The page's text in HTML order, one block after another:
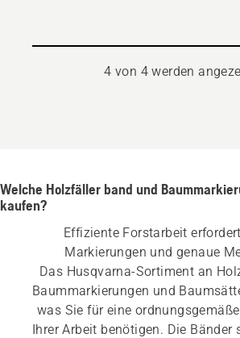
4 von 4 werden
Welche Holzfäller band und
kaufen?
Effiziente Forstarbeit
Markierungen und genaue
Das Husqvarna-Sortiment an
Baummarkierungen und
was Sie für eine
Ihrer Arbeit benötigen. Die Bänder